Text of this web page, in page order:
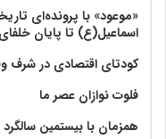
«موعود» با پرونده‌ای
اسماعیل(ع) تا پایان
کودتای اقتصادی در شرف
فلوت نوازان عصر ما
همزمان با بیستمین